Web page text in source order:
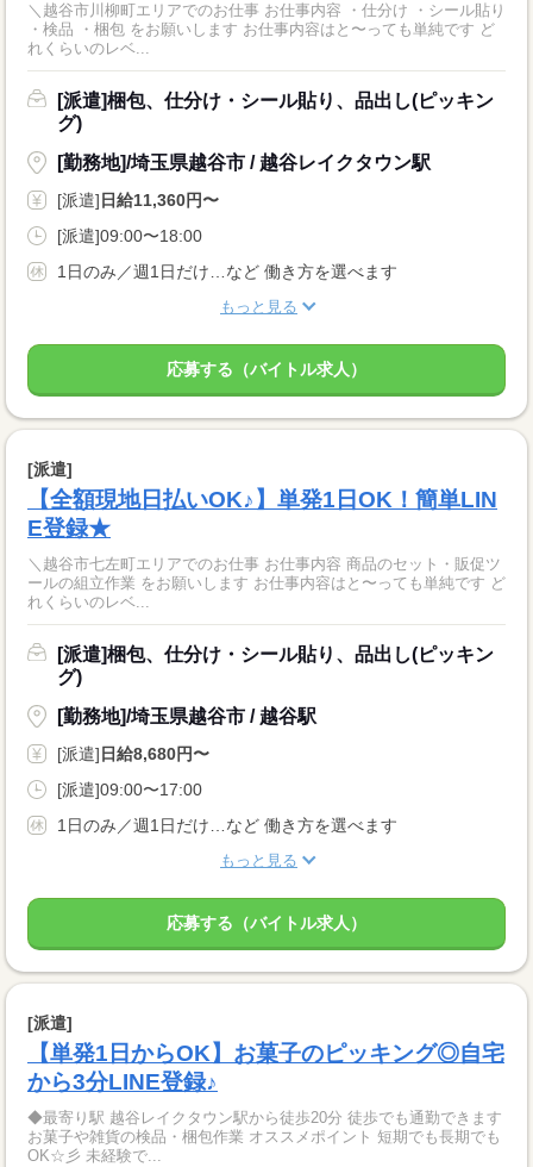
＼越谷市川柳町エリアでのお仕事 お仕事内容 ・仕分け ・シール貼り
・検品 ・梱包 をお願いします お仕事内容はと〜っても単純です ど
れくらいのレベ...
[派遣]梱包、仕分け・シール貼り、品出し(ピッキン
グ)
[勤務地]/埼玉県越谷市 / 越谷レイクタウン駅
[派遣] 日給11,360円〜
[派遣]09:00〜18:00
1日のみ／週1日だけ…など 働き方を選べます
もっと見る
応募する（バイトル求人）
[派遣]
【全額現地日払いOK♪】単発1日OK！簡単LIN
E登録★
＼越谷市七左町エリアでのお仕事 お仕事内容 商品のセット・販促ツ
ールの組立作業 をお願いします お仕事内容はと〜っても単純です ど
れくらいのレベ...
[派遣]梱包、仕分け・シール貼り、品出し(ピッキン
グ)
[勤務地]/埼玉県越谷市 / 越谷駅
[派遣] 日給8,680円〜
[派遣]09:00〜17:00
1日のみ／週1日だけ…など 働き方を選べます
もっと見る
応募する（バイトル求人）
[派遣]
【単発1日からOK】お菓子のピッキング◎自宅
から3分LINE登録♪
◆最寄り駅 越谷レイクタウン駅から徒歩20分 徒歩でも通勤できます
お菓子や雑貨の検品・梱包作業 オススメポイント 短期でも長期でも
OK☆彡 未経験で...